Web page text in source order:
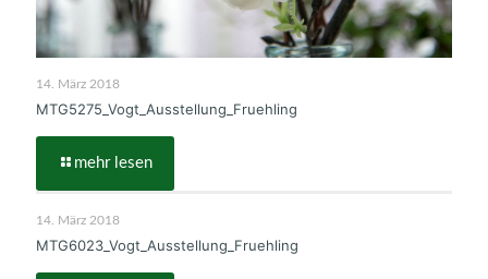
14. März 2018
MTG5275_Vogt_Ausstellung_Fruehling
mehr lesen
14. März 2018
MTG6023_Vogt_Ausstellung_Fruehling